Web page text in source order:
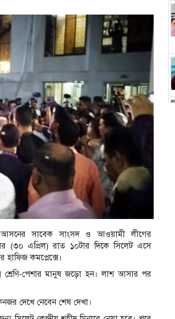
১ আসনের সাবেক সাংসদ ও আওয়ামী লীগের
(৩০ এপ্রিল) রাত ১০টার দিকে সিলেট এসে
কমপ্লেক্সে।
শ্রেণি-পেশার মানুষ জড়ো হন। লাশ আসার পর
দেখে নেবেন শেষ দেখা।